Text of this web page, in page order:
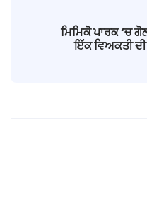
ਮਿਮਿਕੋ ਪਾਰਕ ‘ਚ
ਇੱਕ ਵਿਅਕਤੀ